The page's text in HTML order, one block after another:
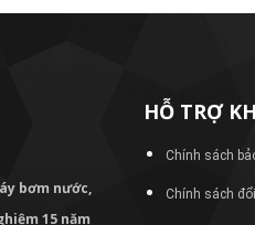
bơm nước,
15 năm
HỖ TRỢ
Chính sách
Chính sách